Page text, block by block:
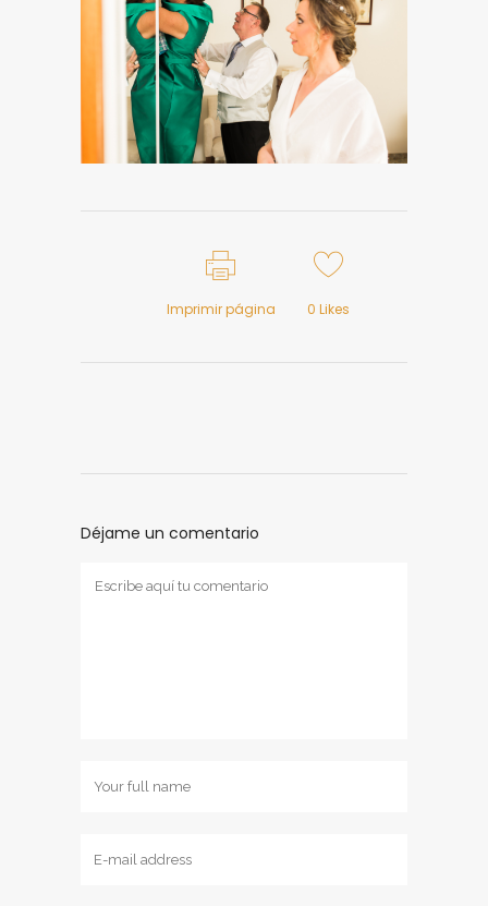
Imprimir página 0 Likes
Déjame un comentario